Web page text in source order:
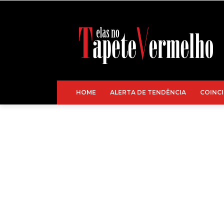
HOME ALERTA DE TENDÊNCIA